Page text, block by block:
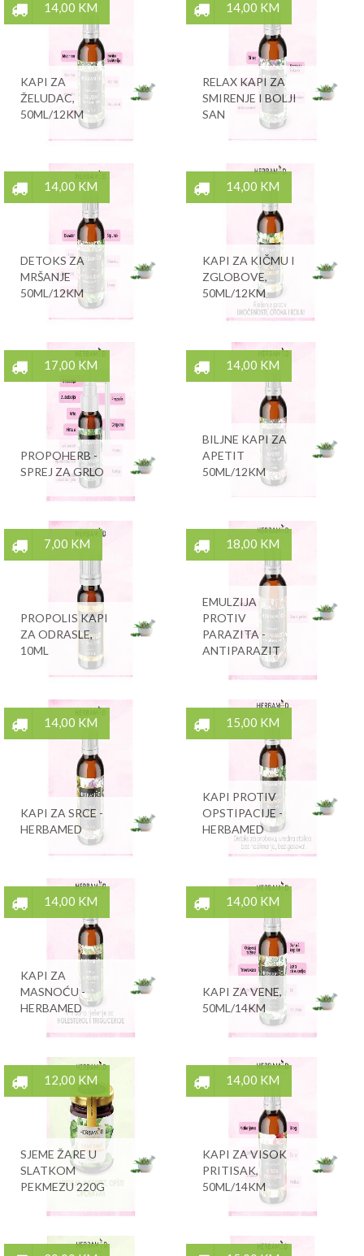
14,00 KM
KAPI ZA
ŽELUDAC,
50ML/12KM
14,00 KM
RELAX KAPI ZA
SMIRENJE I BOLJI
SAN
14,00 KM
DETOKS ZA
MRŠANJE
50ML/12KM
14,00 KM
KAPI ZA KIČMU I
ZGLOBOVE,
50ML/12KM
17,00 KM
PROPOHERB -
SPREJ ZA GRLO
14,00 KM
BILJNE KAPI ZA
APETIT
50ML/12KM
7,00 KM
PROPOLIS KAPI
ZA ODRASLE,
10ML
18,00 KM
EMULZIJA
PROTIV
PARAZITA -
ANTIPARAZIT
14,00 KM
KAPI ZA SRCE -
HERBAMED
15,00 KM
KAPI PROTIV
OPSTIPACIJE -
HERBAMED
14,00 KM
KAPI ZA
MASNOĆU -
HERBAMED
14,00 KM
KAPI ZA VENE,
50ML/14KM
12,00 KM
SJEME ŽARE U
SLATKOM
PEKMEZU 220G
14,00 KM
KAPI ZA VISOK
PRITISAK,
50ML/14KM